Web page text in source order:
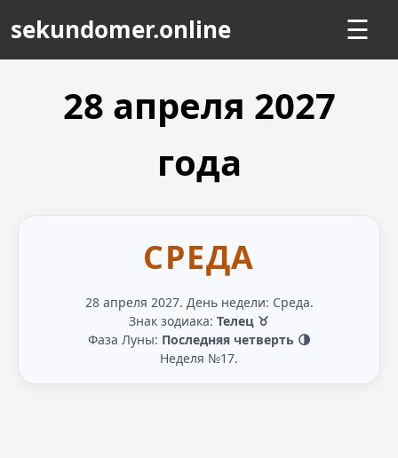
sekundomer.online ☰
28 апреля 2027
года
СРЕДА
28 апреля 2027. День недели: Среда.
Знак зодиака: Телец ♉
Фаза Луны: Последняя четверть 🌗
Неделя №17.